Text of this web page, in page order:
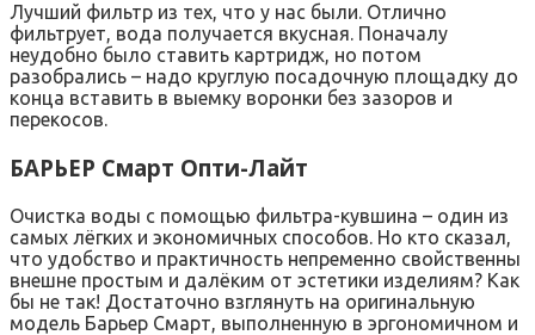
Лучший фильтр из тех, что у нас были. Отлично
фильтрует, вода получается вкусная. Поначалу
неудобно было ставить картридж, но потом
разобрались – надо круглую посадочную площадку до
конца вставить в выемку воронки без зазоров и
перекосов.
БАРЬЕР Смарт Опти-Лайт
Очистка воды с помощью фильтра-кувшина – один из
самых лёгких и экономичных способов. Но кто сказал,
что удобство и практичность непременно свойственны
внешне простым и далёким от эстетики изделиям? Как
бы не так! Достаточно взглянуть на оригинальную
модель Барьер Смарт, выполненную в эргономичном и